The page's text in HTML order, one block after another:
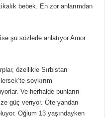
bebek. En zor anlarımdan
şu sözlerle anlatıyor Amor
özellikle Sırbistan
soykırım
Ve herhalde bunların
güç veriyor. Öte yandan
Oğlum 13 yaşındayken